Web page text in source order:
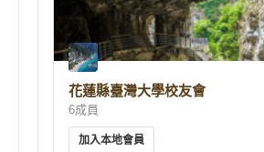
花蓮縣臺灣大學校友會
6成員
加入本地會員